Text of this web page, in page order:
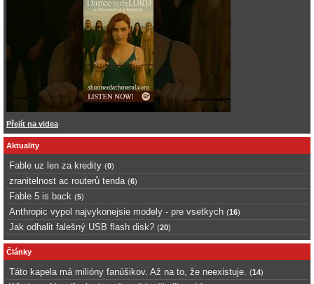
Přejít na videa
Aktuality
Fable uz len za kredity (0)
zranitelnost ac routerů tenda (6)
Fable 5 is back (5)
Anthropic vypol najvykonejsie modely - pre vsetkych (16)
Jak odhalit falešný USB flash disk? (20)
Články
Táto kapela má milióny fanúšikov. Až na to, že neexistuje. (14)